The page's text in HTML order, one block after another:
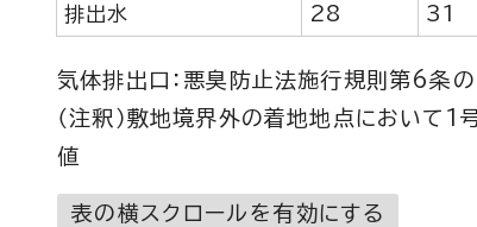
排出水 28 31
気体排出口：悪臭防止法施行規則第6条の
（注釈）敷地境界外の着地地点において
値
表の横スクロールを有効にする